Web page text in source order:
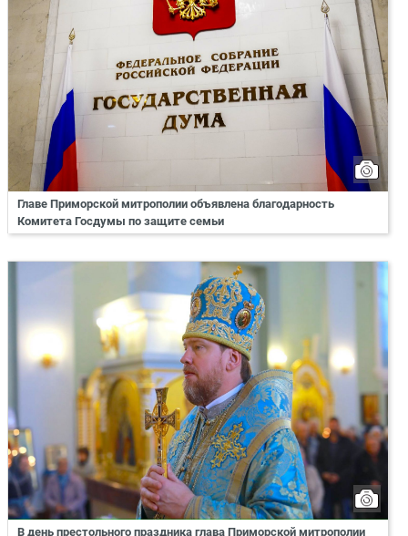
Главе Приморской митрополии объявлена благодарность
Комитета Госдумы по защите семьи
В день престольного праздника глава Приморской митрополии